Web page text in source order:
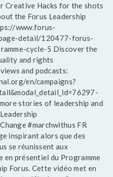
Creative Hacks for the shots
the Forus Leadership
www.forus-
detail/120477-forus-
cycle-5 Discover the
and rights
and podcasts:
en/campaigns?
stories of leadership and
#marchwithus FR
inspirant alors que des
se réunissent aux
en présentiel du Programme
Forus. Cette vidéo met en